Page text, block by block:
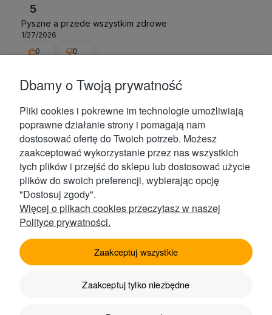
5
Pyszne a przede wszystkim zdrowe
1/27/2026
0
0
Klaudia
Do herbatki rozgrzewającej idealna! Polecam!
1/20/2026
Paweł zweryfikowano
5
DabrdO dobre dzięki 😋😎
1/19/2026
0
0
Dbamy o Twoją prywatność
Pliki cookies i pokrewne im technologie umożliwiają
poprawne działanie strony i pomagają nam
dostosować ofertę do Twoich potrzeb. Możesz
zaakceptować wykorzystanie przez nas wszystkich
tych plików i przejść do sklepu lub dostosować użycie
plików do swoich preferencji, wybierając opcję
"Dostosuj zgody".
Więcej o plikach cookies przeczytasz w naszej
Polityce prywatności.
Zaakceptuj tylko niezbędne
Zaakceptuj wszystkie